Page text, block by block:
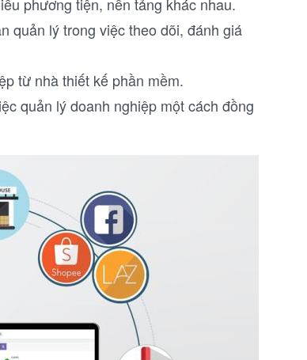
quản lý trong việc theo dõi, đánh giá
từ nhà thiết kế phần mềm.
quản lý doanh nghiệp một cách đồng